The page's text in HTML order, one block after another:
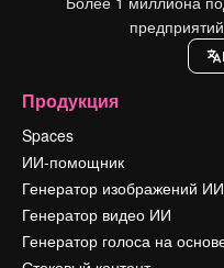
Продукция
Spaces
ИИ-помощник
Генератор изображений ИИ
Генератор видео ИИ
Генератор голоса на